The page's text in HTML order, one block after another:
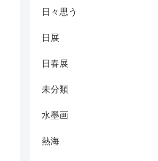
日々思う
日展
日春展
未分類
水墨画
熱海